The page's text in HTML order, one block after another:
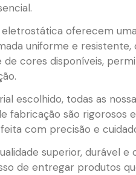
oferecem
uniforme e
de cores disponíveis,
escolhido, todas as
fabricação são
com precisão e
superior, durável
de entregar produtos